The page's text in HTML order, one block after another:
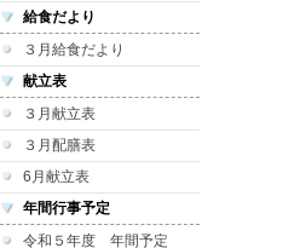
給食だより
３月給食だより
献立表
３月献立表
３月配膳表
6月献立表
年間行事予定
令和５年度 年間予定